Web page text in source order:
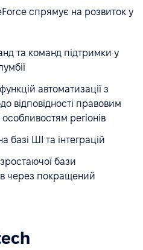
спрямує на розвиток у
та команд підтримки у
автоматизації з
відповідності правовим
регіонів
базі ШІ та інтеграцій
бази
через покращений